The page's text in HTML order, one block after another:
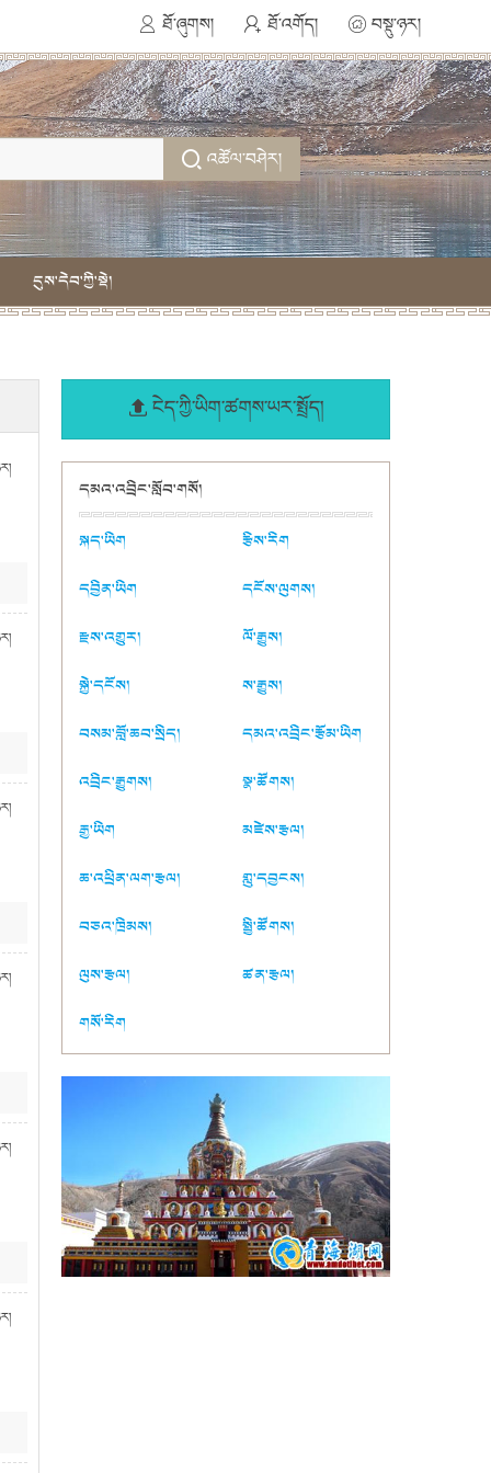
ཐོ་ཞུགས། ཐོ་འགོད། བསྡུ་ཉར།
འཚོལ་བཤེར།
དུས་དེབ་ཀྱི་སྡེ།
ངེད་ཀྱི་ཡིག་ཚགས་ཡར་སྤྲོད།
དམའ་འབྲིང་སློབ་གསོ།
སྐད་ཡིག
རྩིས་རིག
དབྱིན་ཡིག
དངོས་ལུགས།
རྫས་འགྱུར།
ལོ་རྒྱུས།
སྐྱེ་དངོས།
ས་རྒྱུས།
བསམ་བློ་ཆབ་སྲིད།
དམའ་འབྲིང་རྩོམ་ཡིག
འབྲིང་རྒྱུགས།
སྣ་ཚོགས།
རྒྱ་ཡིག
མཛེས་རྩལ།
ཆ་འཕྲིན་ལག་རྩལ།
གླུ་དབྱངས།
བཅའ་ཁྲིམས།
སྤྱི་ཚོགས།
ལུས་རྩལ།
ཚན་རྩལ།
གསོ་རིག